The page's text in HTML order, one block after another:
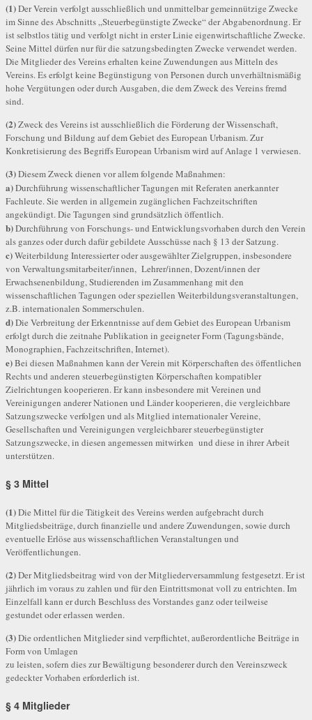
(1)Der Verein verfolgt ausschließlich und unmittelbar gemeinnützige Zwecke
im Sinne des Abschnitts „Steuerbegünstigte Zwecke“ der Abgabenordnung. Er
ist selbstlos tätig und verfolgt nicht in erster Linie eigenwirtschaftliche Zwecke.
Seine Mittel dürfen nur für die satzungsbedingten Zwecke verwendet werden.
Die Mitglieder des Vereins erhalten keine Zuwendungen aus Mitteln des
Vereins. Es erfolgt keine Begünstigung von Personen durch unverhältnismäßig
hohe Vergütungen oder durch Ausgaben, die dem Zweck des Vereins fremd
sind.
(2)Zweck des Vereins ist ausschließlich die Förderung der Wissenschaft,
Forschung und Bildung auf dem Gebiet des European Urbanism. Zur
Konkretisierung des Begriffs European Urbanism wird auf Anlage 1 verwiesen.
(3)Diesem Zweck dienen vor allem folgende Maßnahmen:
a)Durchführung wissenschaftlicher Tagungen mit Referaten anerkannter
Fachleute. Sie werden in allgemein zugänglichen Fachzeitschriften
angekündigt. Die Tagungen sind grundsätzlich öffentlich.
b)Durchführung von Forschungs- und Entwicklungsvorhaben durch den Verein
als ganzes oder durch dafür gebildete Ausschüsse nach § 13 der Satzung.
c)Weiterbildung Interessierter oder ausgewählter Zielgruppen, insbesondere
von Verwaltungsmitarbeiter/innen, Lehrer/innen, Dozent/innen der
Erwachsenenbildung, Studierenden im Zusammenhang mit den
wissenschaftlichen Tagungen oder speziellen Weiterbildungsveranstaltungen,
z.B. internationalen Sommerschulen.
d)Die Verbreitung der Erkenntnisse auf dem Gebiet des European Urbanism
erfolgt durch die zeitnahe Publikation in geeigneter Form (Tagungsbände,
Monographien, Fachzeitschriften, Internet).
e)Bei diesen Maßnahmen kann der Verein mit Körperschaften des öffentlichen
Rechts und anderen steuerbegünstigten Körperschaften kompatibler
Zielrichtungen kooperieren. Er kann insbesondere mit Vereinen und
Vereinigungen anderer Nationen und Länder kooperieren, die vergleichbare
Satzungszwecke verfolgen und als Mitglied internationaler Vereine,
Gesellschaften und Vereinigungen vergleichbarer steuerbegünstigter
Satzungszwecke, in diesen angemessen mitwirken und diese in ihrer Arbeit
unterstützen.
§ 3 Mittel
(1)Die Mittel für die Tätigkeit des Vereins werden aufgebracht durch
Mitgliedsbeiträge, durch finanzielle und andere Zuwendungen, sowie durch
eventuelle Erlöse aus wissenschaftlichen Veranstaltungen und
Veröffentlichungen.
(2)Der Mitgliedsbeitrag wird von der Mitgliederversammlung festgesetzt. Er ist
jährlich im voraus zu zahlen und für den Eintrittsmonat voll zu entrichten. Im
Einzelfall kann er durch Beschluss des Vorstandes ganz oder teilweise
gestundet oder erlassen werden.
(3)Die ordentlichen Mitglieder sind verpflichtet, außerordentliche Beiträge in
Form von Umlagen
zu leisten, sofern dies zur Bewältigung besonderer durch den Vereinszweck
gedeckter Vorhaben erforderlich ist.
§ 4 Mitglieder